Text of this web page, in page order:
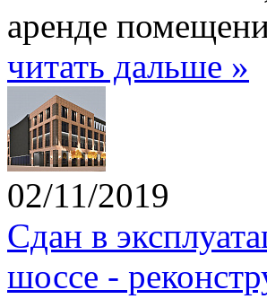
аренде
читать дальше »
02/11/2019
Сдан в
шоссе -